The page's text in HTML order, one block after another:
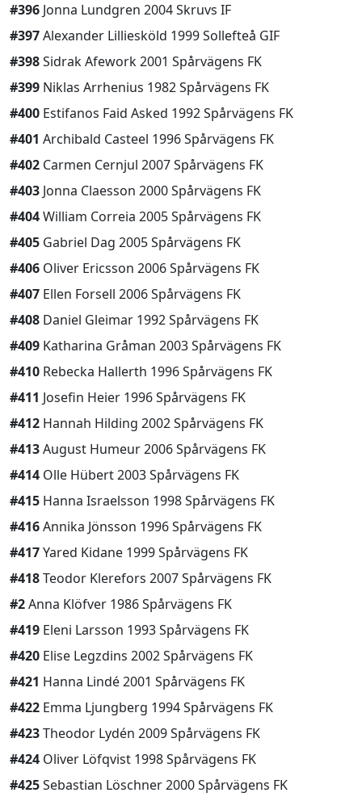
#396 Jonna Lundgren 2004 Skruvs IF
#397Alexander Lilliesköld 1999 Sollefteå GIF
#398Sidrak Afework 2001 Spårvägens FK
#399 Niklas Arrhenius 1982 Spårvägens FK
#400 Estifanos Faid Asked 1992 Spårvägens FK
#401 Archibald Casteel 1996 Spårvägens FK
#402 Carmen Cernjul 2007 Spårvägens FK
#403 Jonna Claesson 2000 Spårvägens FK
#404William Correia 2005 Spårvägens FK
#405 Gabriel Dag 2005 Spårvägens FK
#406 Oliver Ericsson 2006 Spårvägens FK
#407 Ellen Forsell 2006 Spårvägens FK
#408 Daniel Gleimar 1992 Spårvägens FK
#409 Katharina Gråman 2003 Spårvägens FK
#410 Rebecka Hallerth 1996 Spårvägens FK
#411 Josefin Heier 1996 Spårvägens FK
#412 Hannah Hilding 2002 Spårvägens FK
#413August Humeur 2006 Spårvägens FK
#414 Olle Hübert 2003 Spårvägens FK
#415 Hanna Israelsson 1998 Spårvägens FK
#416Annika Jönsson 1996 Spårvägens FK
#417Yared Kidane 1999 Spårvägens FK
#418Teodor Klerefors 2007 Spårvägens FK
#2Anna Klöfver 1986 Spårvägens FK
#419 Eleni Larsson 1993 Spårvägens FK
#420 Elise Legzdins 2002 Spårvägens FK
#421 Hanna Lindé 2001 Spårvägens FK
#422 Emma Ljungberg 1994 Spårvägens FK
#423Theodor Lydén 2009 Spårvägens FK
#424 Oliver Löfqvist 1998 Spårvägens FK
#425Sebastian Löschner 2000 Spårvägens FK